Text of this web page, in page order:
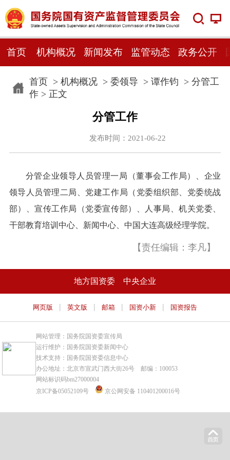
首页 机构概况 新闻发布 监管动态 政务公开
首页> 机构概况> 委领导 > 谭作钧 > 分管工
作> 正文
分管工作
发布时间：2021-06-22
分管企业领导人员管理一局（董事会工作局）、企业
领导人员管理二局、党建工作局（党委组织部、党委统战
部）、宣传工作局（党委宣传部）、人事局、机关党委、
干部教育培训中心、新闻中心、中国大连高级经理学院。
【责任编辑：李凡】
地方国资委 中央企业
网页版 | 英文版 | 邮箱 | 国资小新 | 国资报告
网站管理：国务院国资委宣传局
运行维护：国务院国资委新闻中心
技术支持：国务院国资委信息中心
办公地址：北京市宣武门西大街26号 邮编：100053
网站标识码bm27000004
京ICP备05052109号
京公网安备 110401200016号